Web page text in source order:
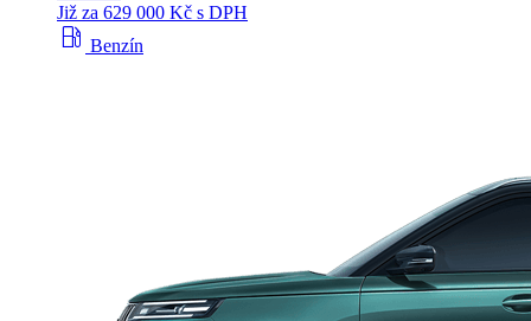
Již za 629 000 Kč s DPH
local_gas_station Benzín